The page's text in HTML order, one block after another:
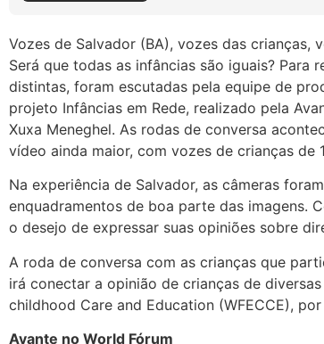
Vozes de Salvador (BA), vozes das crianças,
Será que todas as infâncias são iguais? Para
distintas, foram escutadas pela equipe de
projeto Infâncias em Rede, realizado pela
Xuxa Meneghel. As rodas de conversa
vídeo ainda maior, com vozes de crianças de
Na experiência de Salvador, as câmeras
enquadramentos de boa parte das imagens.
o desejo de expressar suas opiniões sobre
A roda de conversa com as crianças que
irá conectar a opinião de crianças de
childhood Care and Education (WFECCE),
Avante no World Fórum